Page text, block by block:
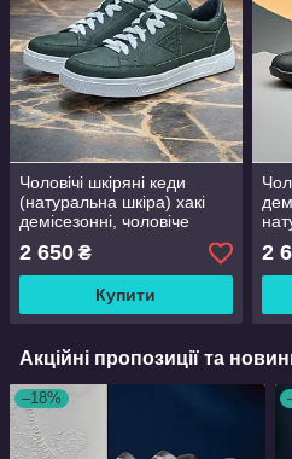
Чоловічі шкіряні кеди
(натуральна шкіра) хакі
демісезонні, чоловіче
взуття весна осінь, розмір
40 41 42 43 44 45
2 650 ₴
Купити
45
2
Акційні пропозиції та
–18%